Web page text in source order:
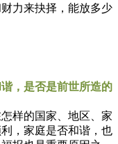
力来抉择，能放多少
，是否是前世所造的
样的国家、地区、家
，家庭是否和谐，也